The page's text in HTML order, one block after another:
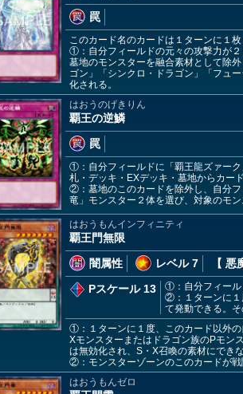
罠
このカード名のカードは１ターンに１枚
①：自分フィールドの元々の攻撃力が２
墓地のモンスターを融合素材として除
ゴン」「シンクロ・ドラゴン」「フュ
化される。
はおうのげきりん
覇王の逆鱗
罠
①：自分フィールドに「覇王龍ズァー
札・デッキ・EXデッキ・墓地からカー
②：墓地のこのカードを除外し、自分
竜」モンスター２体を選び、対象のモン
はおうもんインフィニティ
覇王門無限
闇属性
レベル 7 【 悪
Pスケール 13
①：自分フィール
②：１ターンに１
て発動できる。
①：１ターンに１度、このカード以外
Xモンスターまたはドラゴン族のPモン
は無効化され、S・X召喚の素材にできな
②：モンスターゾーンのこのカードが戦
はおうもんゼロ